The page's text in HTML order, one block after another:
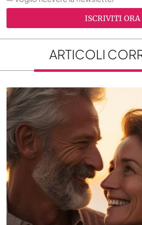
ISCRIVITI ORA
ARTICOLI